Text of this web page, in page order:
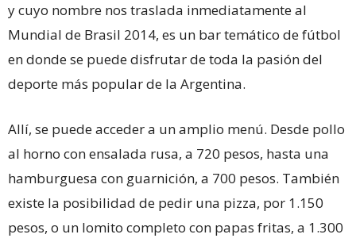
y cuyo nombre nos traslada inmediatamente al
Mundial de Brasil 2014, es un bar temático de fútbol
en donde se puede disfrutar de toda la pasión del
deporte más popular de la Argentina.
Allí, se puede acceder a un amplio menú. Desde pollo
al horno con ensalada rusa, a 720 pesos, hasta una
hamburguesa con guarnición, a 700 pesos. También
existe la posibilidad de pedir una pizza, por 1.150
pesos, o un lomito completo con papas fritas, a 1.300